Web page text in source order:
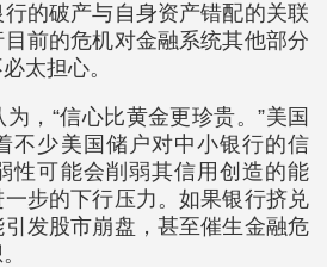
的破产与自身资产错配的关联
前的危机对金融系统其他部分
太担心。
，“信心比黄金更珍贵。”美国
不少美国储户对中小银行的信
性可能会削弱其信用创造的能
步的下行压力。如果银行挤兑
发股市崩盘，甚至催生金融危